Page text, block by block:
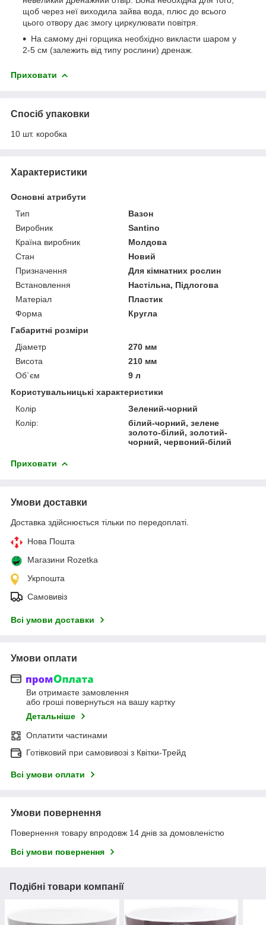
щоб через неї виходила зайва вода, плюс до всього
цього отвору дає змогу циркулювати повітря.
На самому дні горщика необхідно викласти шаром у
2-5 см (залежить від типу рослини) дренаж.
Приховати
Спосіб упаковки
10 шт. коробка
Характеристики
Основні атрибути
Тип
Вазон
Виробник
Santino
Країна виробник
Молдова
Стан
Новий
Призначення
Для кімнатних рослин
Встановлення
Настільна, Підлогова
Матеріал
Пластик
Форма
Кругла
Габаритні розміри
Діаметр
270 мм
Висота
210 мм
Об`єм
9 л
Користувальницькі характеристики
Колір
Зелений-чорний
Колір:
білий-чорний, зелене
золото-білий, золотий-
чорний, червоний-білий
Приховати
Умови доставки
Доставка здійснюється тільки по передоплаті.
Нова Пошта
Магазини Rozetka
Укрпошта
Самовивіз
Всі умови доставки
Умови оплати
Ви отримаєте замовлення
або гроші повернуться на вашу картку
Детальніше
Оплатити частинами
Готівковий при самовивозі з Квітки-Трейд
Всі умови оплати
Умови повернення
Повернення товару впродовж 14 днів за домовленістю
Всі умови повернення
Подібні товари компанії